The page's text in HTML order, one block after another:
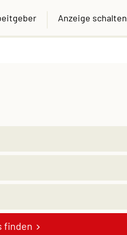
Anzeige schalten
finden